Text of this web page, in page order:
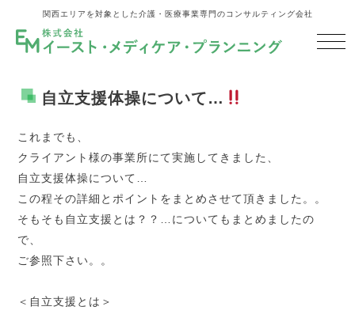
関西エリアを対象とした介護・医療事業専門のコンサルティング会社
自立支援体操について…
これまでも、
クライアント様の事業所にて実施してきました、
自立支援体操について…
この程その詳細とポイントをまとめさせて頂きました。。
そもそも自立支援とは？？…についてもまとめましたの
で、
ご参照下さい。。
＜自立支援とは＞